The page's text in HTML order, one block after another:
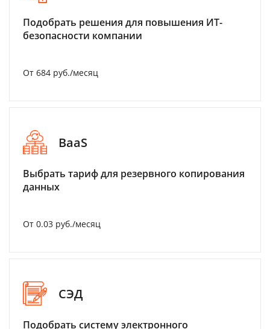
Подобрать решения для повышения ИТ-
безопасности компании
От 684 руб./месяц
BaaS
Выбрать тариф для резервного копирования
данных
От 0.03 руб./месяц
СЭД
Подобрать систему электронного